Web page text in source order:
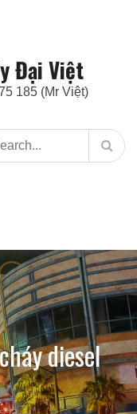
Đại Việt
185 (Mr Việt)
diesel